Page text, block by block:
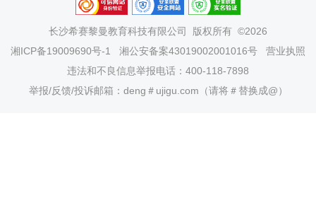
长沙希赛黎曼教育科技有限公司
版权所有 ©2026
湘ICP备19009690号-1
湘公安备案43019002001016号
营业执照
违法和不良信息举报电话：400-118-7898
举报/反馈/投诉邮箱：deng＃ujigu.com（请将＃替换成@）